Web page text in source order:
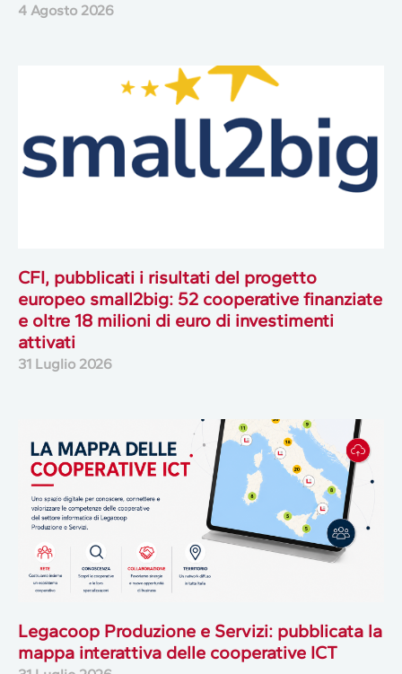
4 Agosto 2026
CFI, pubblicati i risultati del progetto
europeo small2big: 52 cooperative finanziate
e oltre 18 milioni di euro di investimenti
attivati
31 Luglio 2026
Legacoop Produzione e Servizi: pubblicata la
mappa interattiva delle cooperative ICT